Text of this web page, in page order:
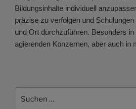
Bildungsinhalte individuell
präzise zu verfolgen und
und Ort durchzuführen. Besonders in
agierenden Konzernen, aber auch in
nach: